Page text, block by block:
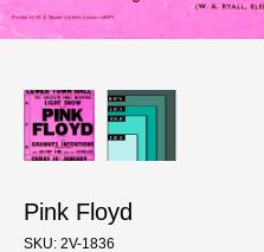
Pink Floyd
SKU: 2V-1836